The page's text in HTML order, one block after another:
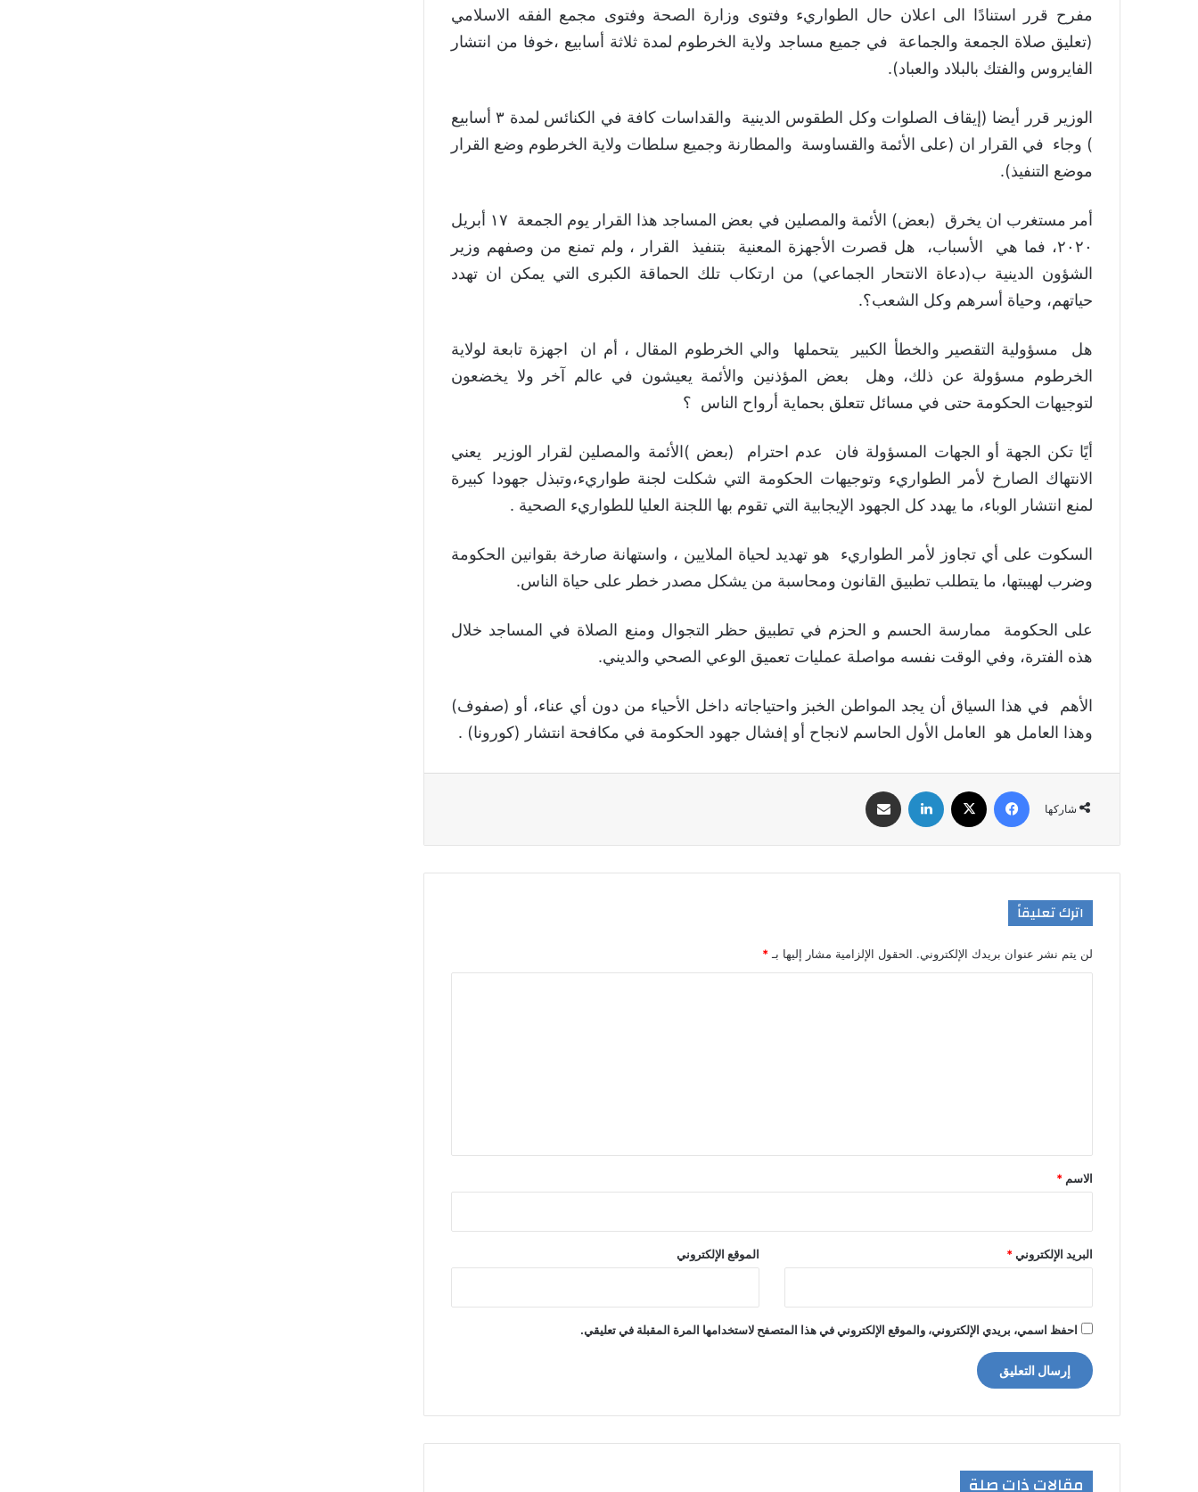
مفرح قرر استنادًا الى اعلان حال الطواريء وفتوى وزارة الصحة وفتوى مجمع الفقه الاسلامي
(تعليق صلاة الجمعة والجماعة في جميع مساجد ولاية الخرطوم لمدة ثلاثة أسابيع ،خوفا من انتشار
الفايروس والفتك بالبلاد والعباد).
الوزير قرر أيضا (إيقاف الصلوات وكل الطقوس الدينية والقداسات كافة في الكنائس لمدة ٣ أسابيع
) وجاء في القرار ان (على الأئمة والقساوسة والمطارنة وجميع سلطات ولاية الخرطوم وضع القرار
موضع التنفيذ).
أمر مستغرب ان يخرق (بعض) الأئمة والمصلين في بعض المساجد هذا القرار يوم الجمعة ١٧ أبريل
٢٠٢٠، فما هي الأسباب، هل قصرت الأجهزة المعنية بتنفيذ القرار ، ولم تمنع من وصفهم وزير
الشؤون الدينية ب(دعاة الانتحار الجماعي) من ارتكاب تلك الحماقة الكبرى التي يمكن ان تهدد
حياتهم، وحياة أسرهم وكل الشعب؟.
هل مسؤولية التقصير والخطأ الكبير يتحملها والي الخرطوم المقال ، أم ان اجهزة تابعة لولاية
الخرطوم مسؤولة عن ذلك، وهل بعض المؤذنين والأئمة يعيشون في عالم آخر ولا يخضعون
لتوجيهات الحكومة حتى في مسائل تتعلق بحماية أرواح الناس ؟
أيًا تكن الجهة أو الجهات المسؤولة فان عدم احترام (بعض )الأئمة والمصلين لقرار الوزير يعني
الانتهاك الصارخ لأمر الطواريء وتوجيهات الحكومة التي شكلت لجنة طواريء،وتبذل جهودا كبيرة
لمنع انتشار الوباء، ما يهدد كل الجهود الإيجابية التي تقوم بها اللجنة العليا للطواريء الصحية .
السكوت على أي تجاوز لأمر الطواريء هو تهديد لحياة الملايين ، واستهانة صارخة بقوانين الحكومة
وضرب لهيبتها، ما يتطلب تطبيق القانون ومحاسبة من يشكل مصدر خطر على حياة الناس.
على الحكومة ممارسة الحسم و الحزم في تطبيق حظر التجوال ومنع الصلاة في المساجد خلال
هذه الفترة، وفي الوقت نفسه مواصلة عمليات تعميق الوعي الصحي والديني.
الأهم في هذا السياق أن يجد المواطن الخبز واحتياجاته داخل الأحياء من دون أي عناء، أو (صفوف)
وهذا العامل هو العامل الأول الحاسم لانجاح أو إفشال جهود الحكومة في مكافحة انتشار (كورونا) .
شاركها
اترك تعليقاً
لن يتم نشر عنوان بريدك الإلكتروني. الحقول الإلزامية مشار إليها بـ *
*
الاسم *
البريد الإلكتروني* الموقع الإلكتروني
احفظ اسمي، بريدي الإلكتروني، والموقع الإلكتروني في هذا المتصفح لاستخدامها المرة المقبلة في تعليقي.
مقالات ذات صلة